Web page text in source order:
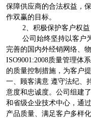
保障供应商的合法权益，
作双赢的目标。
2、积极保护客户权益
公司始终坚持以客户
完善的国内外经销网络、
ISO9001:2008质量管理体
的质量控制措施，为客户
一、顾客满意 遵守法纪、
意度和忠诚度。公司组建
和省级企业技术中心，通
产品质量、满足客户多样